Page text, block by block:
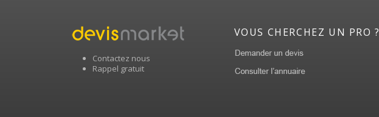
Contactez nous
Rappel gratuit
VOUS CHERCHEZ UN PRO ?